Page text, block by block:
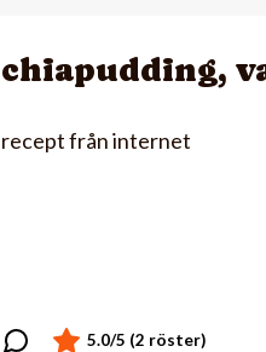
chiapudding,
recept från internet